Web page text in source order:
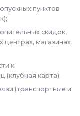
пунктов
скидок,
центрах, магазинах
к
(клубная карта);
(транспортные и